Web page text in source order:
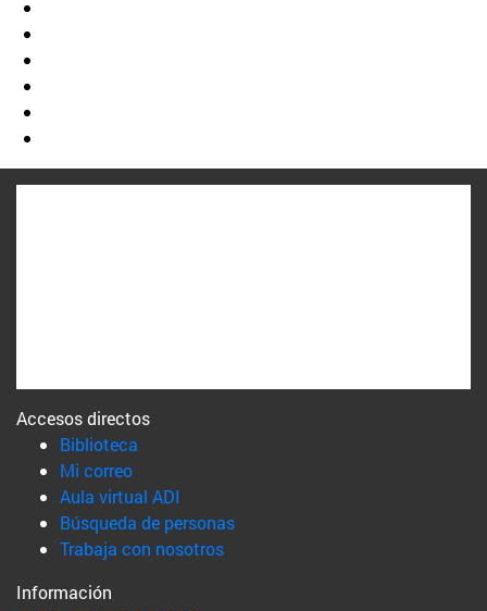
Accesos directos
Biblioteca
Mi correo(abre en nueva ventana)
Aula virtual ADI
Búsqueda de personas(abre en nueva ventana)
Trabaja con nosotros(abre en nueva ventana)
Información